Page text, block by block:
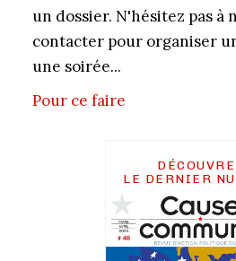
un dossier. N'hésitez pas à
contacter pour organiser
une soirée...
Pour ce faire
LE DERNIER